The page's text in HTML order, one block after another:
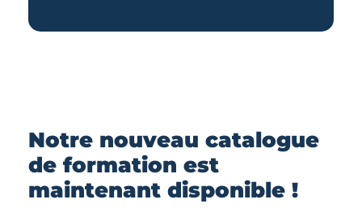
Notre nouveau catalogue
de formation est
maintenant disponible !